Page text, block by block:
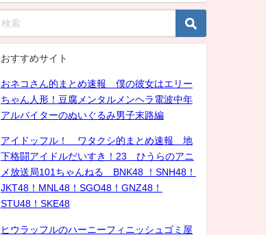
おすすめサイト
おネコさん的まとめ速報 僕の彼女はエリー
ちゃん人形！豆腐メンタルメンヘラ電波中年
アルバイターのぬいぐるみ男子末路編
アイドッフル！ ワタクシ的まとめ速報 地
下格闘アイドルだいすき！23 ひうらのアニ
メ放送局101ちゃんねる BNK48 ！SNH48！
JKT48！MNL48！SGO48！GNZ48！
STU48！SKE48
ヒウラッフルのハーニーフィニッシュゴミ屋